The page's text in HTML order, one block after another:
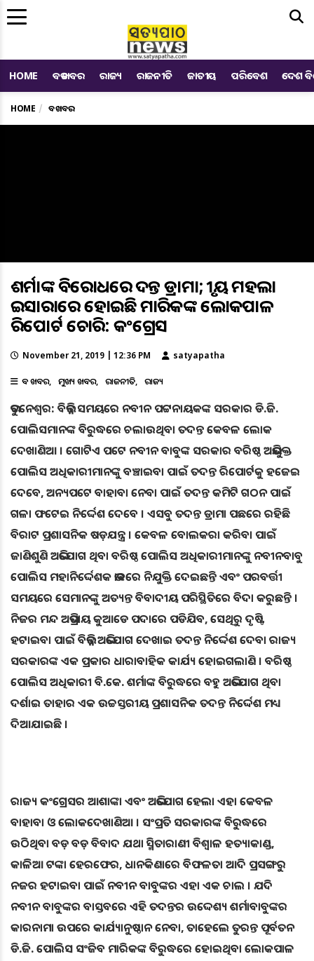
HOME ବଡ ଖବର ରାଜ୍ୟ ରାଜନୀତି ଜାତୀୟ ପରିବେଶ ଦେଶ
HOME ବଡ ଖବର
ଶର୍ମାଙ୍କ ବିରୋଧରେ ତଦନ୍ତ ଡ୍ରାମା; ତୃତୀୟ ମହଲା
ଇସାରାରେ ହୋଇଛି ମାରିକଙ୍କ ଲୋକପାଳ
ରିପୋର୍ଟ ଚୋରି: କଂଗ୍ରେସ
November 21, 2019 | 12:36 PM satyapatha
ବଡ ଖବର ମୁଖ୍ୟ ଖବର ରାଜନୀତି ରାଜ୍ୟ
ଭୁବନେଶ୍ୱର: ବିଭିନ୍ନ ସମୟରେ ନବୀନ ପଟ୍ଟନାୟକଙ୍କ ସରକାର ଡି.ଜି.
ପୋଲିସମାନଙ୍କ ବିରୁଦ୍ଧରେ ଚଲାଉଥିବା ତଦନ୍ତ କେବଳ ଲୋକ
ଦେଖାଣିଆ । ଗୋଟିଏ ପଟେ ନବୀନ ବାବୁଙ୍କ ସରକାର ବରିଷ୍ଠ ଅଭିଯୁକ୍ତ
ପୋଲିସ ଅଧିକାରୀମାନଙ୍କୁ ବଞ୍ଚାଇବା ପାଇଁ ତଦନ୍ତ ରିପୋର୍ଟକୁ ହଜେଇ
ଦେବେ, ଅନ୍ୟପଟେ ବାହାବା ନେବା ପାଇଁ ତଦନ୍ତ କମିଟି ଗଠନ ପାଇଁ
ଗଳା ଫଟେଇ ନିର୍ଦ୍ଦେଶ ଦେବେ । ଏସବୁ ତଦନ୍ତ ଡ୍ରାମା ପଛରେ ରହିଛି
ବିରାଟ ପ୍ରଶାସନିକ ଷଡ଼ଯନ୍ତ୍ର । କେବଳ ବୋଲକରା କରିବା ପାଇଁ
ଜାଣିଶୁଣି ଅଭିଯୋଗ ଥିବା ବରିଷ୍ଠ ପୋଲିସ ଅଧିକାରୀମାନଙ୍କୁ ନବୀନବାବୁ
ପୋଲିସ ମହାନିର୍ଦ୍ଦେଶକ ଭାବରେ ନିଯୁକ୍ତି ଦେଇଛନ୍ତି ଏବଂ ପରବର୍ତ୍ତୀ
ସମୟରେ ସେମାନଙ୍କୁ ଅତ୍ୟନ୍ତ ବିବାଦୀୟ ପରିସ୍ଥିତିରେ ବିଦା କରୁଛନ୍ତି ।
ନିଜର ମନ୍ଦ ଅଭିପ୍ରାୟ କୁଆଡେ ପଦାରେ ପଡିଯିବ, ସେଥିରୁ ଦୃଷ୍ଟି
ହଟାଇବା ପାଇଁ ବିଭିନ୍ନ ଅଭିଯୋଗ ଦେଖାଇ ତଦନ୍ତ ନିର୍ଦ୍ଦେଶ ଦେବା ରାଜ୍ୟ
ସରକାରଙ୍କ ଏକ ପ୍ରକାର ଧାରାବାହିକ କାର୍ଯ୍ୟ ହୋଇଗଲାଣି । ବରିଷ୍ଠ
ପୋଲିସ ଅଧିକାରୀ ବି.କେ. ଶର୍ମାଙ୍କ ବିରୁଦ୍ଧରେ ବହୁ ଅଭିଯୋଗ ଥିବା
ଦର୍ଶାଇ ତାହାର ଏକ ଉଚ୍ଚସ୍ତରୀୟ ପ୍ରଶାସନିକ ତଦନ୍ତ ନିର୍ଦ୍ଦେଶ ମଧ୍ୟ
ଦିଆଯାଇଛି ।
ରାଜ୍ୟ କଂଗ୍ରେସର ଆଶାଙ୍କା ଏବଂ ଅଭିଯୋଗ ହେଲା ଏହା କେବଳ
ବାହାବା ଓ ଲୋକଦେଖାଣିଆ । ସଂପ୍ରତି ସରକାରଙ୍କ ବିରୁଦ୍ଧରେ
ଉଠିଥିବା ବଡ଼ ବଡ଼ ବିବାଦ ଯଥା ସ୍ମିତାରାଣୀ ବିଶ୍ୱାଳ ହତ୍ୟାକାଣ୍ଡ,
କାଳିଆ ଟଙ୍କା ହେରଫେର, ଧାନକିଣାରେ ବିଫଳତା ଆଦି ପ୍ରସଙ୍ଗରୁ
ନଜର ହଟାଇବା ପାଇଁ ନବୀନ ବାବୁଙ୍କର ଏହା ଏକ ଚାଲ । ଯଦି
ନବୀନ ବାବୁଙ୍କର ବାସ୍ତବରେ ଏହି ତଦନ୍ତର ଉଦ୍ଦେଶ୍ୟ ଶର୍ମାବାବୁଙ୍କର
କାରନାମା ଉପରେ କାର୍ଯ୍ୟାନୁଷ୍ଠାନ ନେବା, ତାହେଲେ ତୁରନ୍ତ ପୂର୍ବତନ
ଡି.ଜି. ପୋଲିସ ସଂଜିବ ମାରିକଙ୍କ ବିରୁଦ୍ଧରେ ହୋଇଥିବା ଲୋକପାଳ